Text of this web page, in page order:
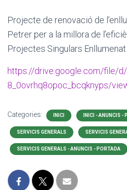
Projecte de renovació de
Petrer per a la millora de
Projectes Singulars
https://drive.google.com/file/
8_0ovrhq8opoc_bcqknyps/
Categories: INICI INICI - ANUNCIS -
SERVICIS GENERALS SERVICIS
SERVICIS GENERALS - ANUNCIS - PORTADA